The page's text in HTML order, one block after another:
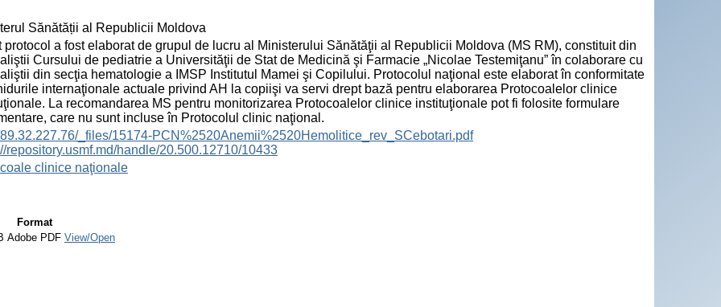
Sănătății al Republicii Moldova
protocol a fost elaborat de grupul de lucru al Ministerului Sănătăţii al Republicii Moldova (MS RM), constituit din
Cursului de pediatrie a Universităţii de Stat de Medicină şi Farmacie „Nicolae Testemiţanu” în colaborare cu
din secţia hematologie a IMSP Institutul Mamei şi Copilului. Protocolul naţional este elaborat în conformitate
internaţionale actuale privind AH la copiişi va servi drept bază pentru elaborarea Protocoalelor clinice
La recomandarea MS pentru monitorizarea Protocoalelor clinice instituţionale pot fi folosite formulare
care nu sunt incluse în Protocolul clinic naţional.
_files/15174-PCN%2520Anemii%2520Hemolitice_rev_SCebotari.pdf
repository.usmf.md/handle/20.500.12710/10433
clinice naţionale
Format
Adobe PDF View/Open